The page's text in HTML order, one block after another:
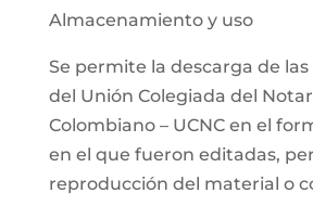
Almacenamiento y uso
Se permite la descarga de
del Unión Colegiada del
Colombiano – UCNC en el
en el que fueron editadas,
reproducción del material o